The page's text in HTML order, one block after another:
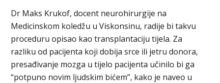
Dr Maks Krukof, docent neurohirurgije na
Medicinskom koledžu u Viskonsinu, radije bi takvu
proceduru opisao kao transplantaciju tijela. Za
razliku od pacijenta koji dobija srce ili jetru donora,
presađivanje mozga u tijelo pacijenta učinilo bi ga
“potpuno novim ljudskim bićem”, kako je naveo u